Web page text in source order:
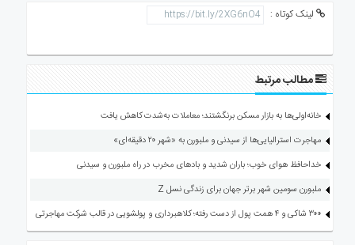
لینک کوتاه :
مطالب مرتبط
خانه‌اولی‌ها به بازار مسکن برنگشتند؛ معاملات به‌شدت کاهش یافت
مهاجرت استرالیایی‌ها از سیدنی و ملبورن به «شهر ۲۰ دقیقه‌ای»
خداحافظ هوای خوب؛ باران شدید و بادهای مخرب در راه ملبورن و سیدنی
ملبورن سومین شهر برتر جهان برای زندگی نسل Z
۳۰۰ شاکی و ۴ همت پول از دست رفته؛ کلاهبرداری و پولشویی در قالب شرکت مهاجرتی